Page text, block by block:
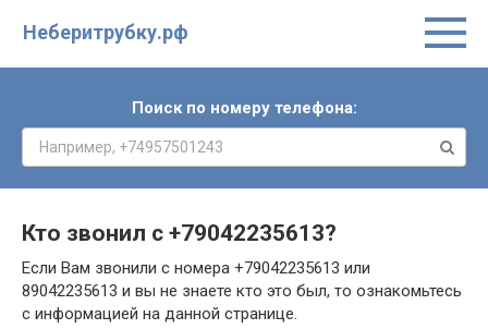
Неберитрубку.рф
Поиск по номеру телефона:
Кто звонил с +79042235613?
Если Вам звонили с номера +79042235613 или
89042235613 и вы не знаете кто это был, то ознакомьтесь
с информацией на данной странице.